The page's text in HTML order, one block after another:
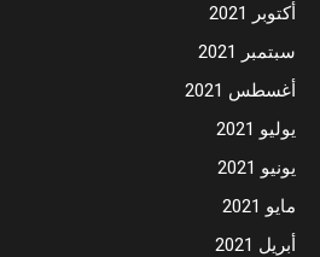
أكتوبر 2021
سبتمبر 2021
أغسطس 2021
يوليو 2021
يونيو 2021
مايو 2021
أبريل 2021